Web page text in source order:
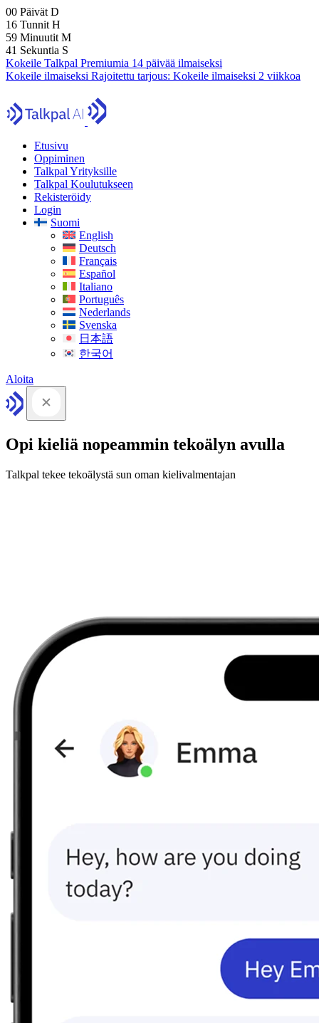
00 Päivät D
16 Tunnit H
59 Minuutit M
39 Sekuntia S
Kokeile Talkpal Premiumia 14 päivää ilmaiseksi
Kokeile ilmaiseksi Rajoitettu tarjous: Kokeile ilmaiseksi 2 viikkoa
Etusivu
Oppiminen
Talkpal Yrityksille
Talkpal Koulutukseen
Rekisteröidy
Login
Suomi
English
Deutsch
Français
Español
Italiano
Português
Nederlands
Svenska
日本語
한국어
Aloita
Opi kieliä nopeammin tekoälyn avulla
Talkpal tekee tekoälystä sun oman kielivalmentajan